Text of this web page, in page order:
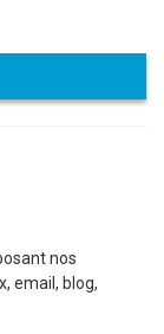
nos
email, blog,